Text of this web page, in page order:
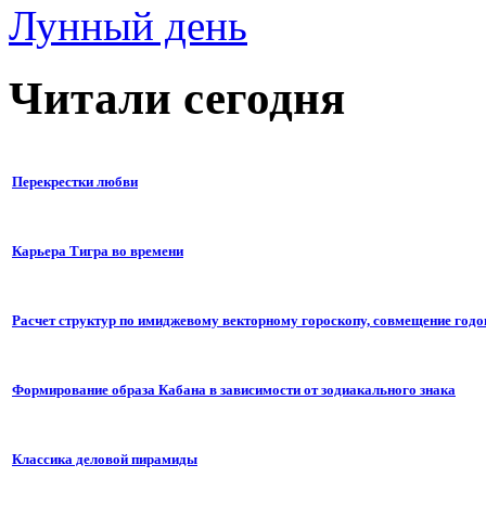
Лунный день
Читали сегодня
Перекрестки любви
Карьера Тигра во времени
Расчет структур по имиджевому векторному гороскопу, совмещение
Формирование образа Кабана в зависимости от зодиакального знака
Классика деловой пирамиды